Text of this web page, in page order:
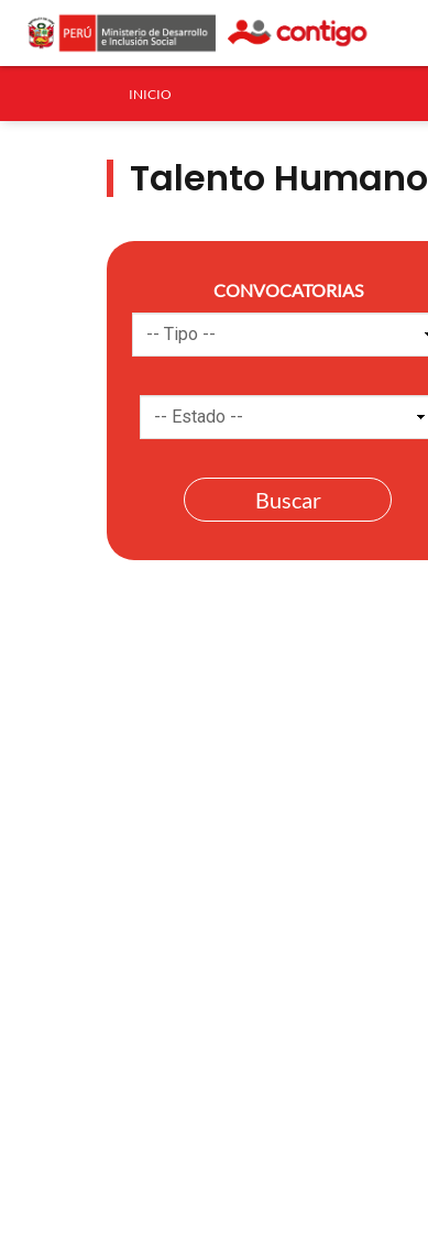
INICIO
Talento Humano
CONVOCATORIAS